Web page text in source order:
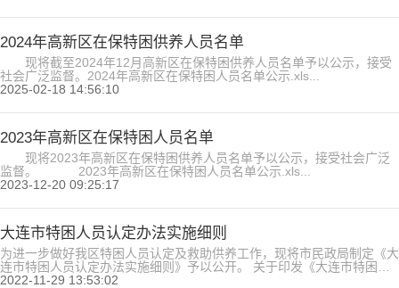
2024年高新区在保特困供养人员名单
现将截至2024年12月高新区在保特困供养人员名单予以公示，接受
社会广泛监督。2024年高新区在保特困人员名单公示.xls...
2025-02-18 14:56:10
2023年高新区在保特困人员名单
现将2023年高新区在保特困供养人员名单予以公示，接受社会广泛
监督。 2023年高新区在保特困人员名单公示.xls...
2023-12-20 09:25:17
大连市特困人员认定办法实施细则
为进一步做好我区特困人员认定及救助供养工作，现将市民政局制定《大
连市特困人员认定办法实施细则》予以公开。 关于印发《大连市特困人
员认定办法实施细则》的通知（大民发〔2022〕56号）.pdf...
2022-11-29 13:53:02